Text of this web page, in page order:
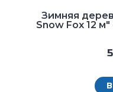
Зимняя
Snow Fox 12